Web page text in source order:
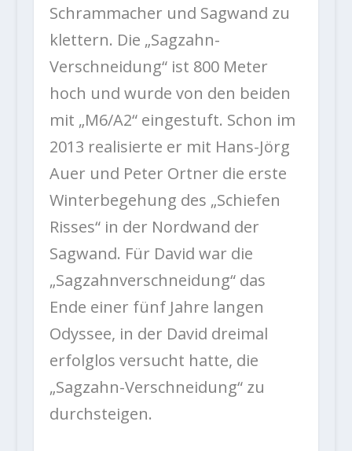
Schrammacher und Sagwand zu
klettern. Die „Sagzahn-
Verschneidung“ ist 800 Meter
hoch und wurde von den beiden
mit „M6/A2“ eingestuft. Schon im
2013 realisierte er mit Hans-Jörg
Auer und Peter Ortner die erste
Winterbegehung des „Schiefen
Risses“ in der Nordwand der
Sagwand. Für David war die
„Sagzahnverschneidung“ das
Ende einer fünf Jahre langen
Odyssee, in der David dreimal
erfolglos versucht hatte, die
„Sagzahn-Verschneidung“ zu
durchsteigen.